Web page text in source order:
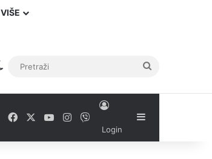
VIŠE
Switch skin
FacebookYouTubeInstagram
Viber
Login
Sidebar